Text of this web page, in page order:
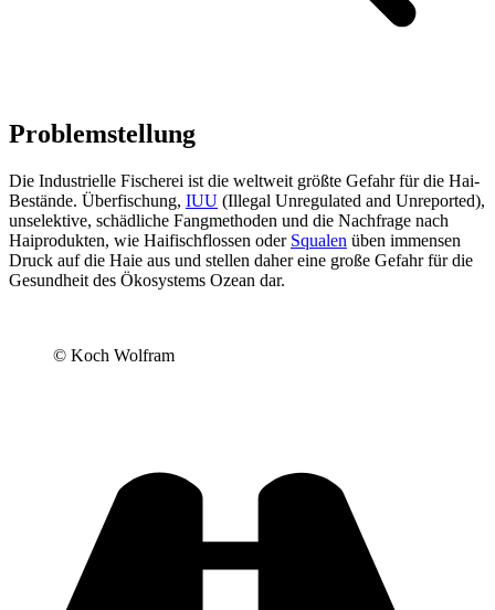
Problem­stellung
Die Industrielle Fischerei ist die weltweit größte Gefahr für die Hai-
Bestände. Überfischung, IUU (Illegal Unregulated and Unreported),
unselektive, schädliche Fangmethoden und die Nachfrage nach
Haiprodukten, wie Haifischflossen oder Squalen üben immensen
Druck auf die Haie aus und stellen daher eine große Gefahr für die
Gesundheit des Ökosystems Ozean dar.
© Koch Wolfram